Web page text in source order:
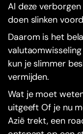
Al deze
doen slinken
Daarom is het
kun je slimmer
vermijden.
Wat je moet
uitgeeft Of je nu
Azië trekt, een